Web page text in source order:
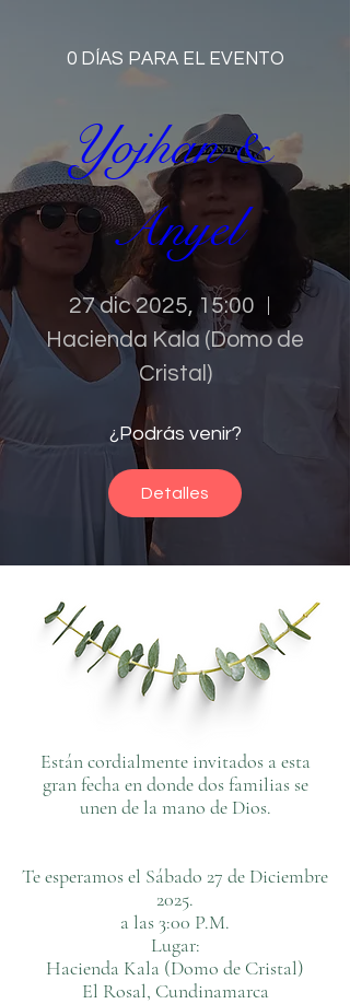
0 DÍAS PARA EL EVENTO
Yojhan &
Anyel
27 dic 2025, 15:00
Hacienda Kala (Domo de
Cristal)
¿Podrás venir?
Detalles
Están cordialmente invitados a esta
gran fecha en donde dos familias se
unen de la mano de Dios.
Te esperamos el Sábado 27 de Diciembre
2025.
a las 3:00 P.M.
Lugar:
Hacienda Kala (Domo de Cristal)
El Rosal, Cundinamarca